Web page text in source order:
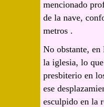
mencionado
de la nave,
metros .
No obstante, en
la iglesia, lo
presbiterio en
ese
esculpido en la